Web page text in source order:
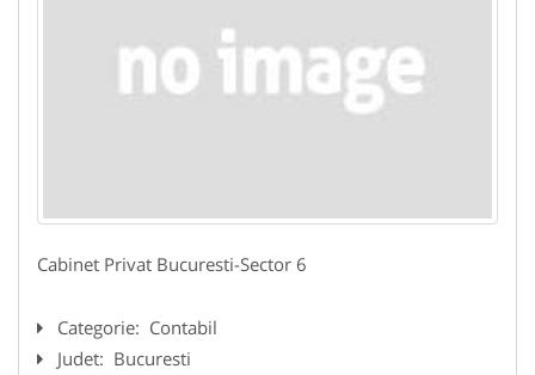
Cabinet Privat Bucuresti-Sector 6
Categorie: Contabil
Judet: Bucuresti